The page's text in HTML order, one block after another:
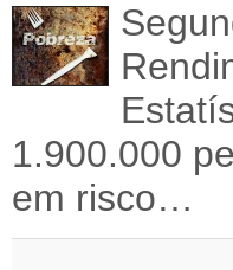
1.900.000
em risco…